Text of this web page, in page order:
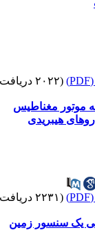
(۲۰۲۲ دریافت)
موتور مغناطیس
هیبریدی
(۲۲۳۱ دریافت)
یک سنسور زمین